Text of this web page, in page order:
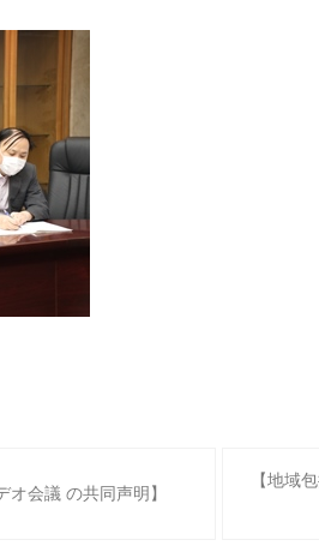
オ会議 の共同声明】
【地域